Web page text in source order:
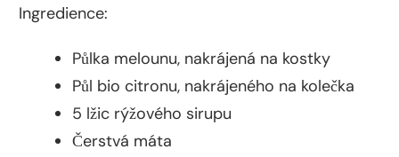
Ingredience:
Půlka melounu, nakrájená na kostky
Půl bio citronu, nakrájeného na kolečka
5 lžic rýžového sirupu
Čerstvá máta